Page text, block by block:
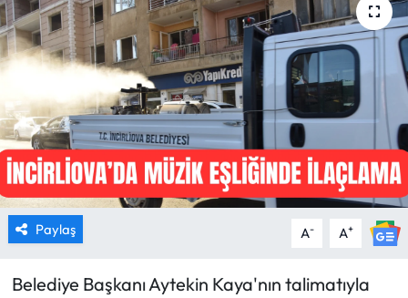
Paylaş A- A+
Belediye Başkanı Aytekin Kaya'nın talimatıyla
SPOR
TURİZM
YAŞAM
RESMİ İLANLAR